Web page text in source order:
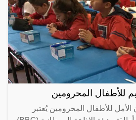
للأطفال المحرومين
للأطفال المحرومين يُعتبر